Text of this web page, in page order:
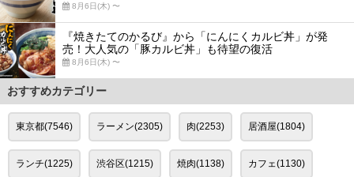
8月6日(木) 〜
『焼きたてのかるび』から「にんにくカルビ丼」が発
売！大人気の「豚カルビ丼」も待望の復活
8月6日(木) 〜
おすすめカテゴリー
東京都(7546) ラーメン(2305) 肉(2253) 居酒屋(1804)
ランチ(1225) 渋谷区(1215) 焼肉(1138) カフェ(1130)